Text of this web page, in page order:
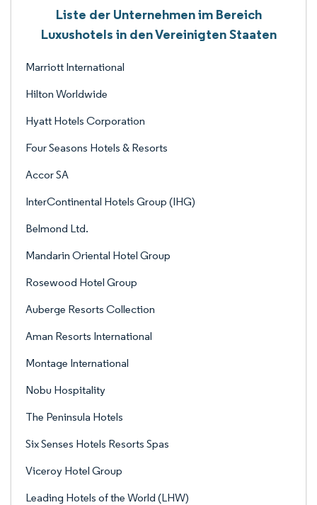
Liste der Unternehmen im Bereich
Luxushotels in den Vereinigten Staaten
Marriott International
Hilton Worldwide
Hyatt Hotels Corporation
Four Seasons Hotels & Resorts
Accor SA
InterContinental Hotels Group (IHG)
Belmond Ltd.
Mandarin Oriental Hotel Group
Rosewood Hotel Group
Auberge Resorts Collection
Aman Resorts International
Montage International
Nobu Hospitality
The Peninsula Hotels
Six Senses Hotels Resorts Spas
Viceroy Hotel Group
Leading Hotels of the World (LHW)